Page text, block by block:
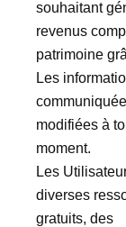
souhaitant
revenus
patrimoine
Les
modifiées à
moment.
Les
diverses
gratuits, des